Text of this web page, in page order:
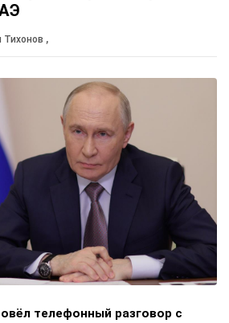
Тихонов ,
телефонный разговор с